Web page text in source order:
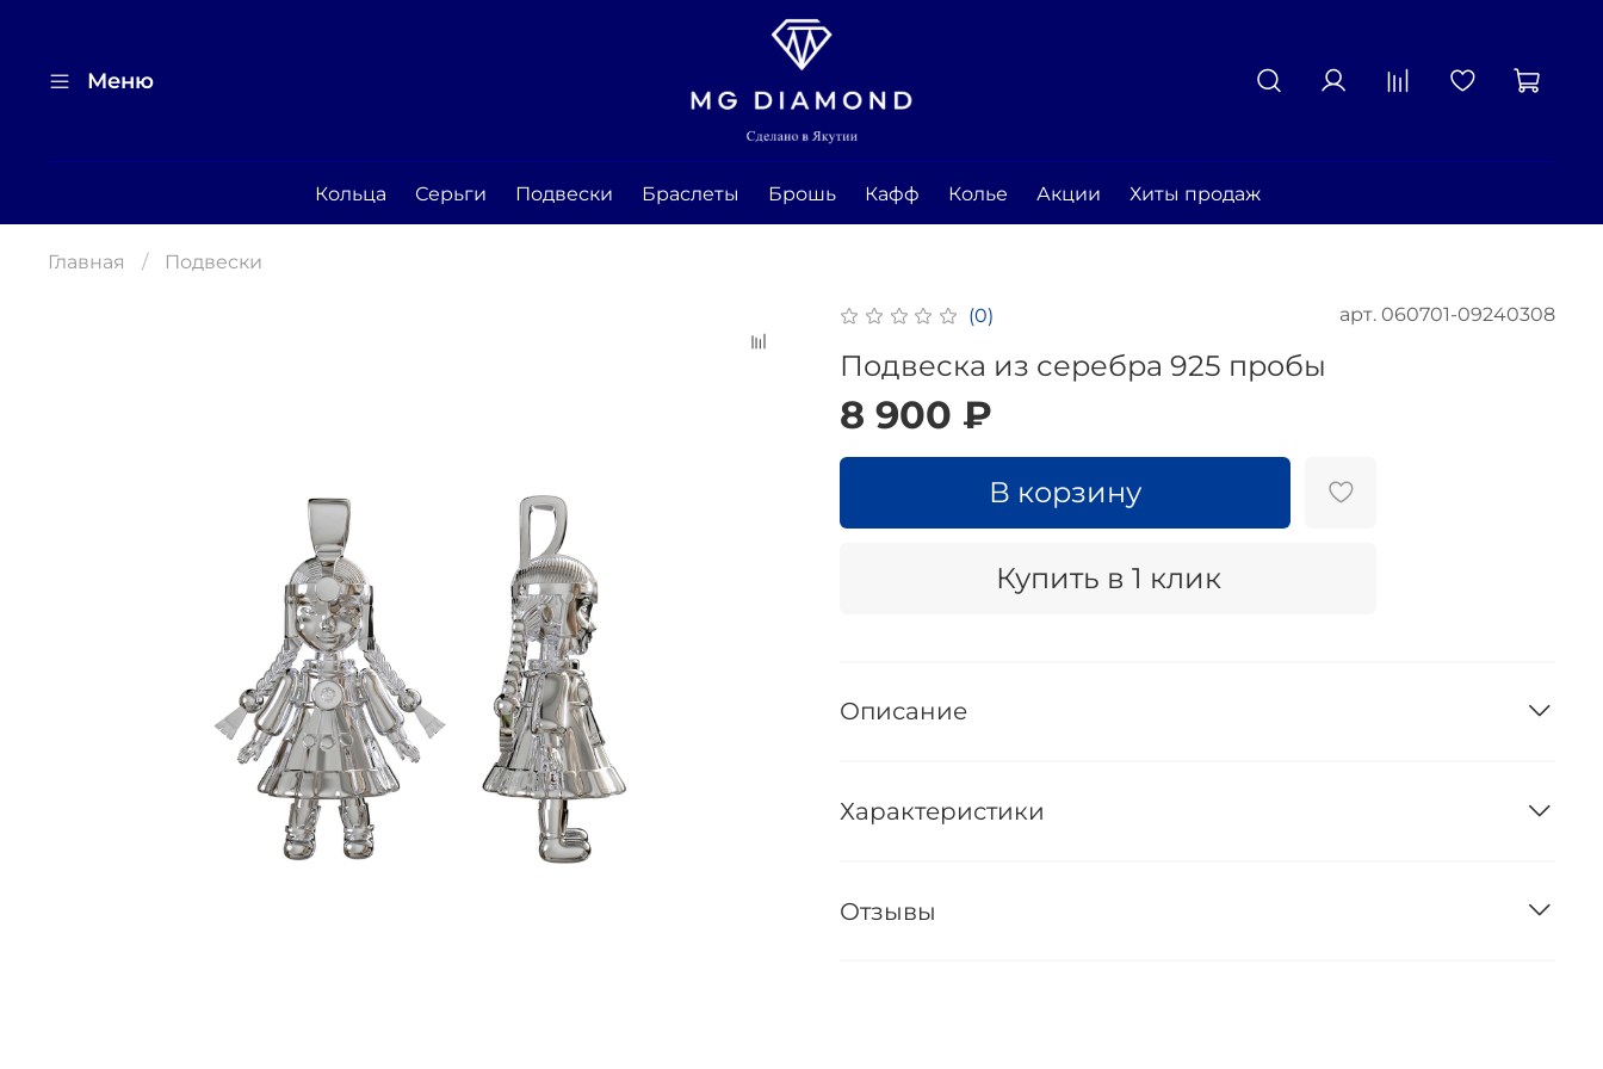
Меню
Кольца Серьги Подвески Браслеты Брошь Кафф Колье Акции Хиты продаж
Главная Подвески
(0) арт. 060701-09240308
Подвеска из серебра 925 пробы
8 900 ₽
В корзину
Купить в 1 клик
Описание
Характеристики
Отзывы